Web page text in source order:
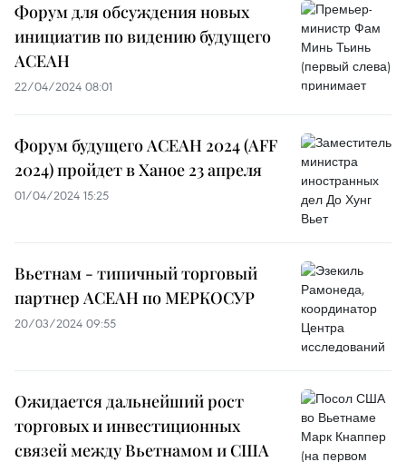
Форум для обсуждения новых
инициатив по видению будущего
АСЕАН
22/04/2024 08:01
Форум будущего АСЕАН 2024 (AFF
2024) пройдет в Ханое 23 апреля
01/04/2024 15:25
Вьетнам - типичный торговый
партнер АСЕАН по МЕРКОСУР
20/03/2024 09:55
Ожидается дальнейший рост
торговых и инвестиционных
связей между Вьетнамом и США